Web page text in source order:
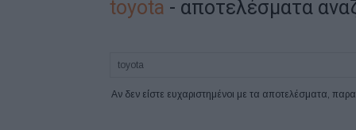
toyota - αποτελέσματα
Αν δεν είστε ευχαριστημένοι με τα αποτελέσματα,